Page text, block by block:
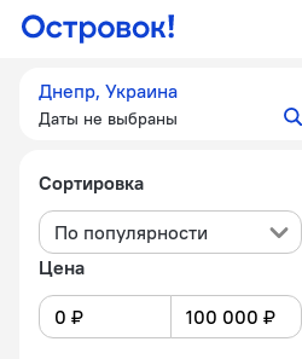
Днепр, Украина
Даты не выбраны
Сортировка
По популярности
Цена